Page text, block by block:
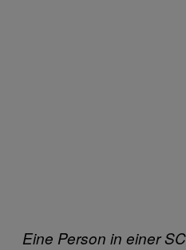
Eine Person in einer